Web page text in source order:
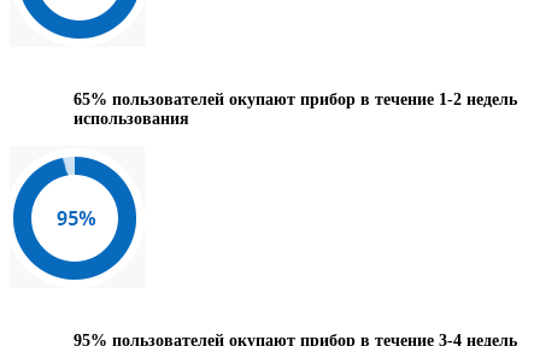
65% пользователей окупают прибор в течение 1-2 недель
использования
95% пользователей окупают прибор в течение 3-4 недель